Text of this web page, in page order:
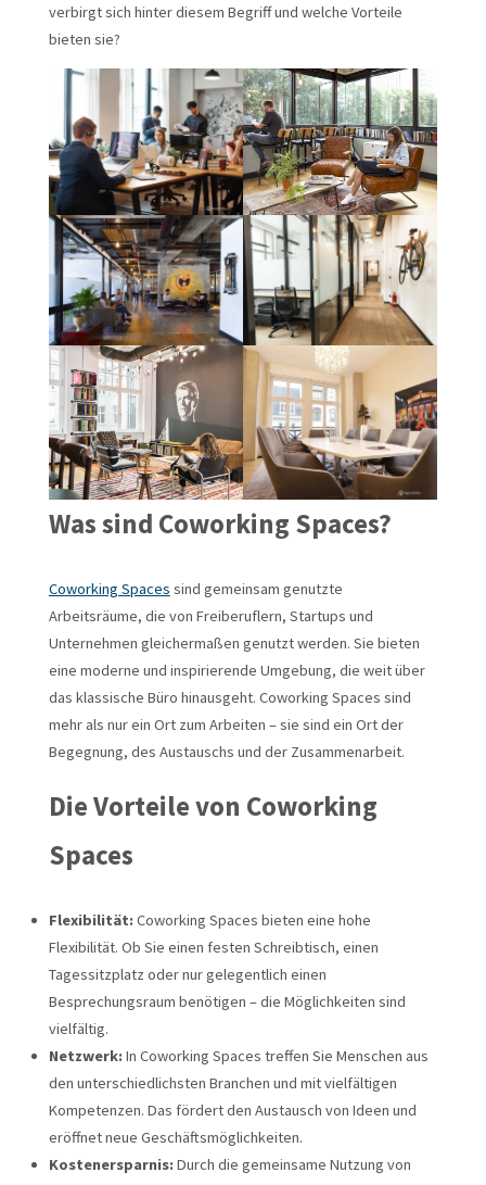
verbirgt sich hinter diesem Begriff und welche Vorteile
bieten sie?
Was sind Coworking Spaces?
Coworking Spaces sind gemeinsam genutzte
Arbeitsräume, die von Freiberuflern, Startups und
Unternehmen gleichermaßen genutzt werden. Sie bieten
eine moderne und inspirierende Umgebung, die weit über
das klassische Büro hinausgeht. Coworking Spaces sind
mehr als nur ein Ort zum Arbeiten – sie sind ein Ort der
Begegnung, des Austauschs und der Zusammenarbeit.
Die Vorteile von Coworking
Spaces
Flexibilität: Coworking Spaces bieten eine hohe
Flexibilität. Ob Sie einen festen Schreibtisch, einen
Tagessitzplatz oder nur gelegentlich einen
Besprechungsraum benötigen – die Möglichkeiten sind
vielfältig.
Netzwerk: In Coworking Spaces treffen Sie Menschen aus
den unterschiedlichsten Branchen und mit vielfältigen
Kompetenzen. Das fördert den Austausch von Ideen und
eröffnet neue Geschäftsmöglichkeiten.
Kostenersparnis: Durch die gemeinsame Nutzung von